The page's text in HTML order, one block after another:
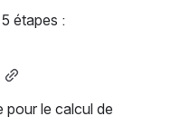
étapes :
pour le calcul de